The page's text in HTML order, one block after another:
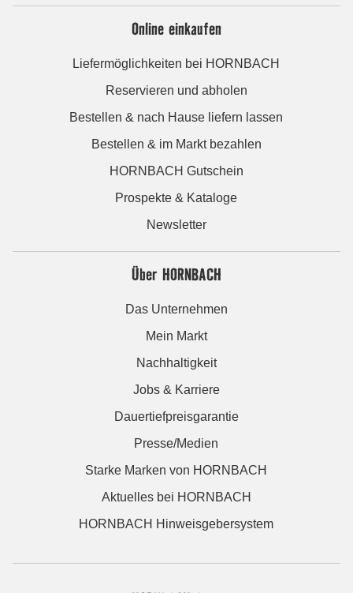
Online einkaufen
Liefermöglichkeiten bei HORNBACH
Reservieren und abholen
Bestellen & nach Hause liefern lassen
Bestellen & im Markt bezahlen
HORNBACH Gutschein
Prospekte & Kataloge
Newsletter
Über HORNBACH
Das Unternehmen
Mein Markt
Nachhaltigkeit
Jobs & Karriere
Dauertiefpreisgarantie
Presse/Medien
Starke Marken von HORNBACH
Aktuelles bei HORNBACH
HORNBACH Hinweisgebersystem